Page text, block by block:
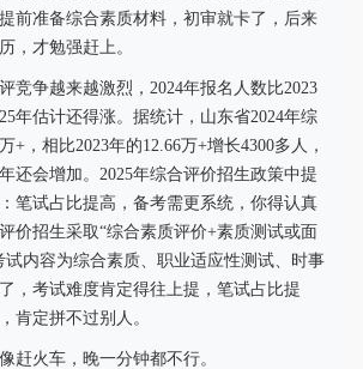
前准备综合素质材料，初审就卡了，后来
，才勉强赶上。
竞争越来越激烈，2024年报名人数比2023
年估计还得涨。据统计，山东省2024年综
+，相比2023年的12.66万+增长4300多人，
还会增加。2025年综合评价招生政策中提
笔试占比提高，备考需更系统，你得认真
价招生采取“综合素质评价+素质测试或面
试内容为综合素质、职业适应性测试、时事
，考试难度肯定得往上提，笔试占比提
肯定拼不过别人。
赶火车，晚一分钟都不行。